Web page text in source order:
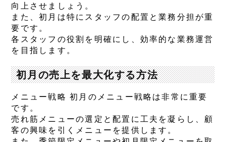
向上させましょう。
また、初月は特にスタッフの配置と業務分担が重
要です。
各スタッフの役割を明確にし、効率的な業務運営
を目指します。
初月の売上を最大化する方法
メニュー戦略 初月のメニュー戦略は非常に重要
です。
売れ筋メニューの選定と配置に工夫を凝らし、顧
客の興味を引くメニューを提供します。